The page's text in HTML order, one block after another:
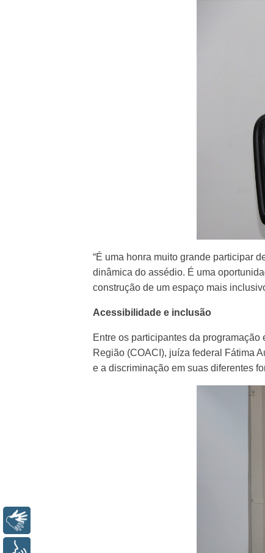
“É uma honra muito grande participar
dinâmica do assédio. É uma
construção de um espaço mais
Acessibilidade e inclusão
Entre os participantes da
Região (COACI), juíza federal Fátima
e a discriminação em suas diferentes